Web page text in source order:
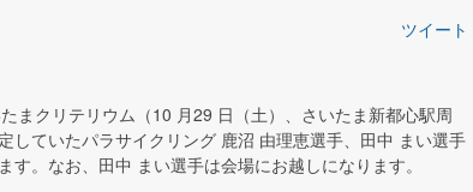
ツイート
まクリテリウム（10 月29 日（土）、さいたま新都心駅周
していたパラサイクリング 鹿沼 由理恵選手、田中 まい選手
。なお、田中 まい選手は会場にお越しになります。